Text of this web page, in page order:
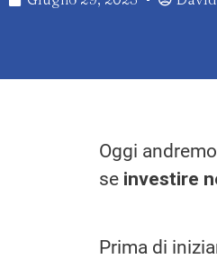
Oggi
se investire
Prima di